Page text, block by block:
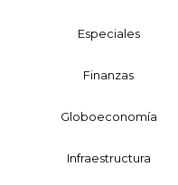
Especiales
Finanzas
Globoeconomía
Infraestructura